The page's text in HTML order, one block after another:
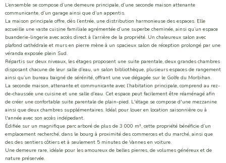
L’ensemble se compose d’une demeure principale, d’une seconde maison attenante
communicante, d’un garage ainsi que d’un appentis.
La maison principale offre, dès l’entrée, une distribution harmonieuse des espaces. Elle
accueille une vaste cuisine familiale agrémentée d’une superbe cheminée, ainsi qu’un espace
buanderie-lingerie avec accès direct à l’arrière de la propriété. Un chaleureux salon avec
plafond cathédrale et murs en pierre mène à un spacieux salon de réception prolongé par une
véranda exposée plein Sud.
Répartis sur deux niveaux, les étages proposent une suite parentale, deux grandes chambres
disposant chacune de leur salle d’eau, un salon bibliothèque, plusieurs espaces de rangement
ainsi qu’un bureau baigné de sérénité, offrant une vue dégagée sur le Golfe du Morbihan.
La seconde maison, attenante et communicante avec l’habitation principale, comprend au rez-
de-chaussée une cuisine et une salle d’eau. Cet espace peut facilement être réaménagé afin
de créer une confortable suite parentale de plain-pied. L'étage se compose d'une mezzanine
ainsi que deux chambres supplémentaires. Idéal pour louer en location saisonnière ou à
l'année avec son accès indépedant.
Édifiée sur un magnifique parc arboré de plus de 3 000 m², cette propriété bénéficie d’un
emplacement recherché, dans le bourg à proximité des commerces et du marché, ainsi que
des des sentiers côtiers et à seulement 5 minutes de Vannes en voiture.
Une demeure rare, idéale pour les amoureux de belles pierres, de volumes généreux et de
nature préservée.